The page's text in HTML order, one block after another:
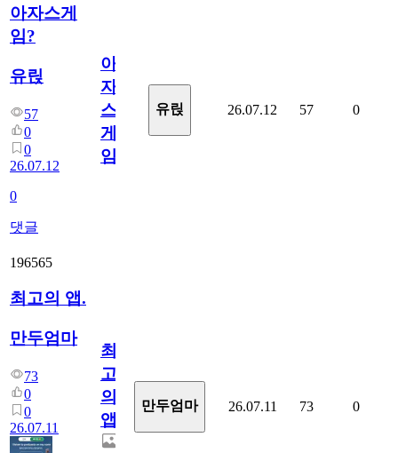
아자스게
임?
유릱
57
0
0
26.07.12
0
댓글
아
자
스
게
임?
유릱 26.07.12 57 0
196565
최고의 앱.
만두엄마
73
0
0
26.07.11
최
고
의
앱.
만두엄마 26.07.11 73 0